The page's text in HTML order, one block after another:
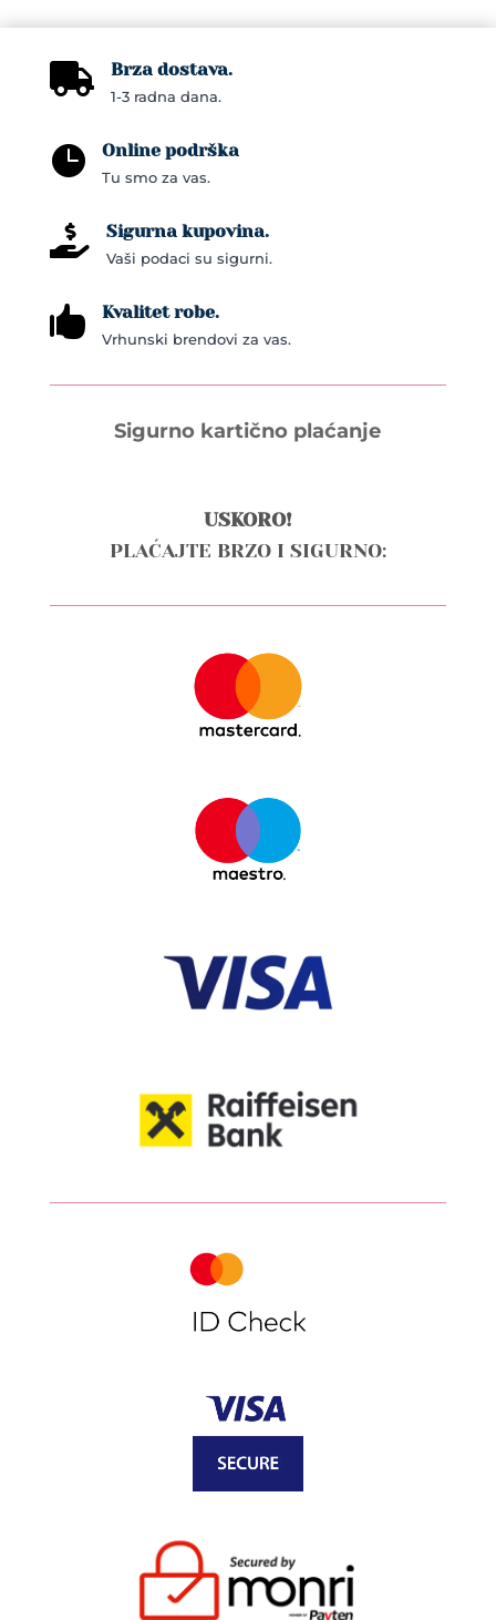
 Brza dostava.
1-3 radna dana.
 Online podrška
Tu smo za vas.
 Sigurna kupovina.
Vaši podaci su sigurni.
 Kvalitet robe.
Vrhunski brendovi za vas.
Sigurno kartično plaćanje
USKORO!
PLAĆAJTE BRZO I SIGURNO: